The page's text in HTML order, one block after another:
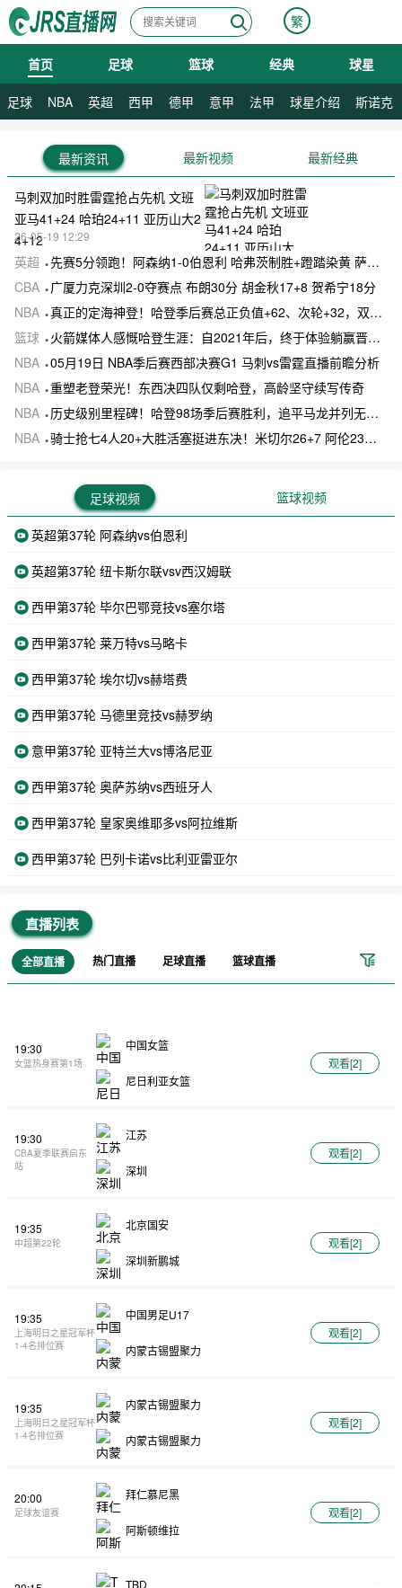
繁
首页 足球 篮球 经典 球星
足球 NBA 英超 西甲 德甲 意甲 法甲 球星介绍 斯诺克
最新资讯 最新视频 最新经典
马刺双加时胜雷霆抢占先机 文班
亚马41+24 哈珀24+11 亚历山大2
4+12
26-05-19 12:29
英超
先赛5分领跑！阿森纳1-0伯恩利 哈弗茨制胜+蹬踏染黄 萨卡献助攻
CBA
广厦力克深圳2-0夺赛点 布朗30分 胡金秋17+8 贺希宁18分
NBA 真正的定海神登！哈登季后赛总正负值+62、次轮+32，双数据领跑骑士全队
篮球
火箭媒体人感慨哈登生涯：自2021年后，终于体验躺赢晋级滋味
NBA 05月19日 NBA季后赛西部决赛G1 马刺vs雷霆直播前瞻分析
NBA 重塑老登荣光！东西决四队仅剩哈登，高龄坚守续写传奇
NBA
历史级别里程碑！哈登98场季后赛胜利，追平马龙并列无冠球员历史第一
NBA 骑士抢七4人20+大胜活塞挺进东决！米切尔26+7 阿伦23分 梅里尔23分 詹金斯17分
足球视频 篮球视频
英超第37轮 阿森纳vs伯恩利
英超第37轮 纽卡斯尔联vsv西汉姆联
西甲第37轮 毕尔巴鄂竞技vs塞尔塔
西甲第37轮 莱万特vs马略卡
西甲第37轮 埃尔切vs赫塔费
西甲第37轮 马德里竞技vs赫罗纳
意甲第37轮 亚特兰大vs博洛尼亚
西甲第37轮 奥萨苏纳vs西班牙人
西甲第37轮 皇家奥维耶多vs阿拉维斯
西甲第37轮 巴列卡诺vs比利亚雷亚尔
直播列表
全部直播 热门直播 足球直播 篮球直播
08月07日 星期五
19:30
女篮热身赛第1场
中国女篮
尼日利亚女篮
观看[2]
19:30
CBA夏季联赛启东
站
江苏
深圳
观看[2]
19:35
中超第22轮
北京国安
深圳新鹏城
观看[2]
19:35
上海明日之星冠军杯
1-4名排位赛
中国男足U17
内蒙古锡盟聚力
观看[2]
19:35
上海明日之星冠军杯
1-4名排位赛
内蒙古锡盟聚力
内蒙古锡盟聚力
观看[2]
20:00
足球友谊赛
拜仁慕尼黑
阿斯顿维拉
观看[2]
TBD
08月08日 星期六